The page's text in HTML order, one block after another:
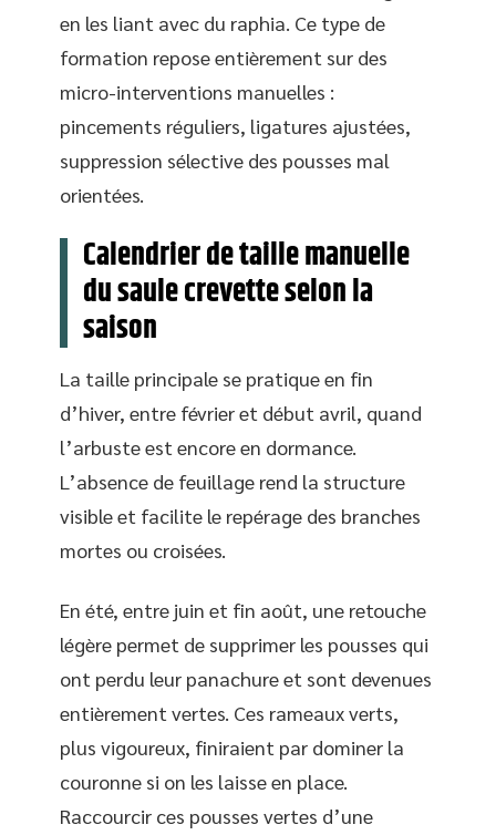
en les liant avec du raphia. Ce type de
formation repose entièrement sur des
micro-interventions manuelles :
pincements réguliers, ligatures ajustées,
suppression sélective des pousses mal
orientées.
Calendrier de taille manuelle
du saule crevette selon la
saison
La taille principale se pratique en fin
d’hiver, entre février et début avril, quand
l’arbuste est encore en dormance.
L’absence de feuillage rend la structure
visible et facilite le repérage des branches
mortes ou croisées.
En été, entre juin et fin août, une retouche
légère permet de supprimer les pousses qui
ont perdu leur panachure et sont devenues
entièrement vertes. Ces rameaux verts,
plus vigoureux, finiraient par dominer la
couronne si on les laisse en place.
Raccourcir ces pousses vertes d’une